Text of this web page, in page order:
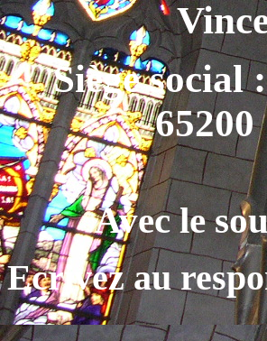
Siège
65200
Avec le
Ecrivez au